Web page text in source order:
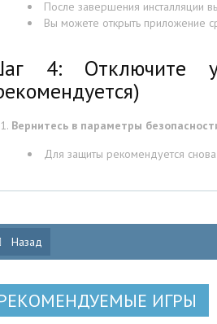
После завершения инсталляции
Вы можете открыть приложение
4: Отключите
Вернитесь в параметры
Для защиты рекомендуется снова
Назад
ИГРЫ